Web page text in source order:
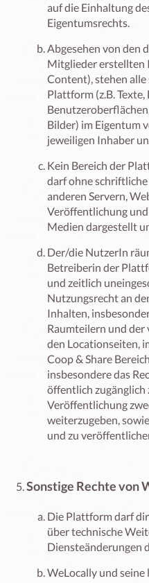
auf die Einhaltung
Eigentumsrechts.
Abgesehen von den
Mitglieder erstellten
Content), stehen
Plattform (z.B.
Bilder) im Eigentum
jeweiligen Inhaber
Kein Bereich der
darf ohne
anderen Servern,
Veröffentlichung
Medien dargestellt
Der/die NutzerIn
Betreiberin der
und zeitlich
Nutzungsrecht an
Inhalten,
Raumteilern und
den Locationseiten,
Coop & Share
insbesondere das
öffentlich zugänglich
Veröffentlichung
weiterzugeben,
und zu
Sonstige Rechte von
Die Plattform darf
über technische
Diensteänderungen
WeLocally und